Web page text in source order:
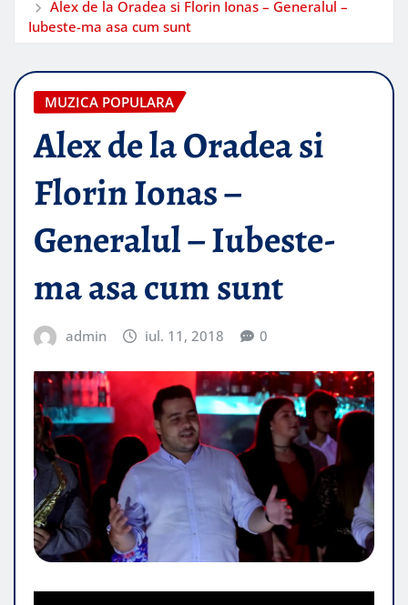
Alex de la Oradea si Florin Ionas – Generalul –
Iubeste-ma asa cum sunt
MUZICA POPULARA
Alex de la Oradea si
Florin Ionas –
Generalul – Iubeste-
ma asa cum sunt
admin iul. 11, 2018 0